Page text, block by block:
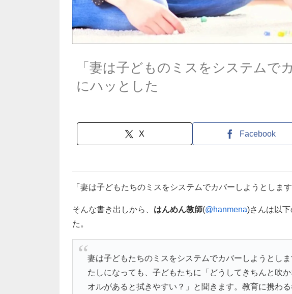
「妻は子どものミスをシステムで
にハッとした
X Facebook
「妻は子どもたちのミスをシステムでカバーしようとします
そんな書き出しから、 はんめん教師(@hanmena)さんは以
た。
妻は子どもたちのミスをシステムでカバーしようとし
たしになっても、子どもたちに「どうしてきちんと吹
オルがあると拭きやすい？」と聞きます。教育に携わ